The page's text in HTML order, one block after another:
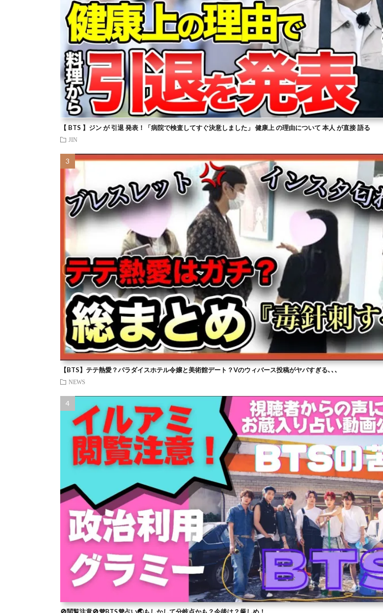
【 BTS 】ジン が 引退 発表！「病院で検査してすぐ決意しました」 健康上 の理由について 本人 が直接 語る
JIN
【BTS】テテ熱愛？パラダイスホテル令嬢と美術館デート？Vのウィバース投稿がヤバすぎる､､､
NEWS